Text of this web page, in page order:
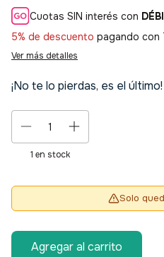
Cuotas SIN interés con
5% de descuento pagando con
Ver más detalles
¡No te lo pierdas, es el último!
1 en stock
Solo